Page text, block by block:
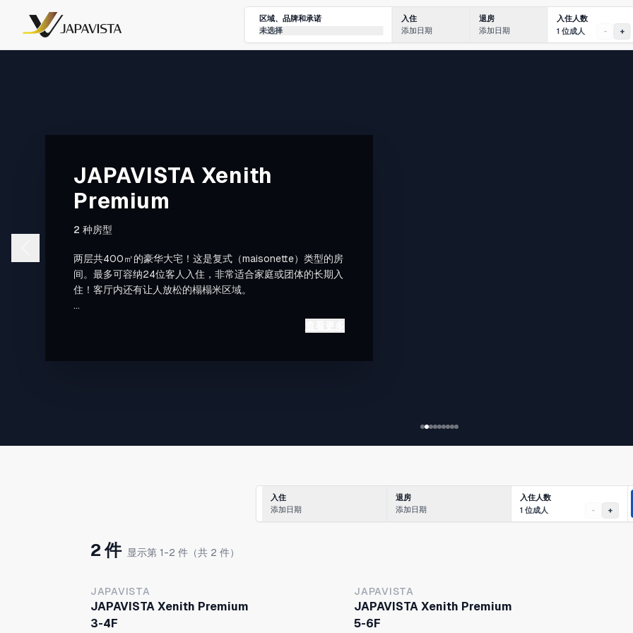
区域、品牌和承诺
未选择
入住
添加日期
退房
添加日期
入住人数
1 位成人
- +
JAPAVISTA Xenith
Premium
2 种房型
两层共400㎡的豪华大宅！这是复式（maisonette）类型的房
间。最多可容纳24位客人入住，非常适合家庭或团体的长期入
住！客厅内还有让人放松的榻榻米区域。
设施旁边有便利店，步行范围内还有超市以及具有日本特色的
入住
添加日期
退房
添加日期
入住人数
1 位成人
- +
2 件 显示第 1-2 件（共 2 件）
JAPAVISTA
JAPAVISTA Xenith Premium
3-4F
JAPAVISTA
JAPAVISTA Xenith Premium
5-6F